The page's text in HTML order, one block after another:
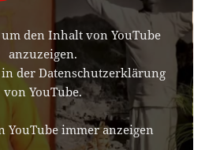
den Inhalt von YouTube
anzuzeigen.
derDatenschutzerklärung
von YouTube.
YouTube immer anzeigen